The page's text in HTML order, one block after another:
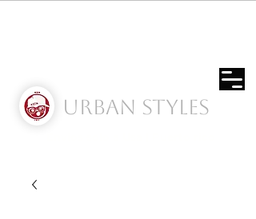
Urban Styles